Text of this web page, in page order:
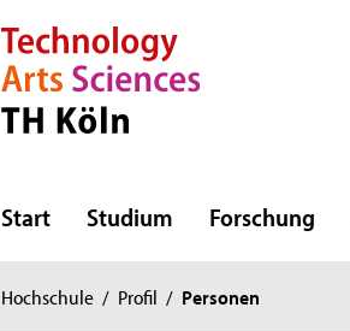
Direkt zur Hauptnavigation
Direkt zur Subnavigation
Direkt zum Inhalt
Direkt zum Fußbereich
Start Studium Forschung
Sie
Hochschule / Profil / Personen